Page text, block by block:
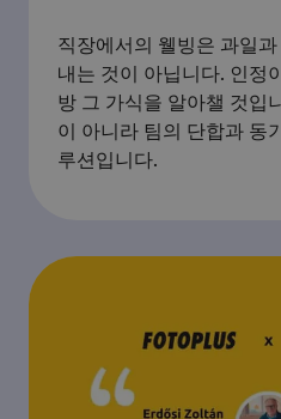
직장에서의 웰빙은 과일
내는 것이 아닙니다. 인정
방 그 가식을 알아챌 것입
이 아니라 팀의 단합과 동
루션입니다.